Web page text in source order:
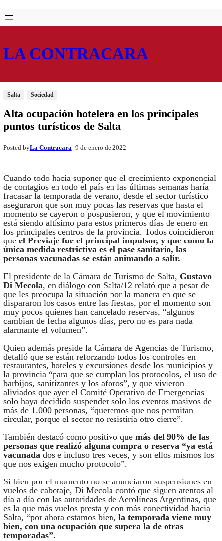
Saltar
al
Skip
to
LA CONTRACARA
Salta Sociedad
Alta ocupación hotelera en los principales
puntos turísticos de Salta
Posted byLa Contracara–9 de enero de 2022
Cuando todo hacía suponer que el crecimiento exponencial
de contagios en todo el país en las últimas semanas haría
fracasar la temporada de verano, desde el sector turístico
aseguraron que son muy pocas las reservas que hasta el
momento se cayeron o pospusieron, y que el movimiento
está siendo altísimo para estos primeros días de enero en
los principales centros de la provincia. Todos coincidieron
que el Previaje fue el principal impulsor, y que como la
única medida restrictiva es el pase sanitario, las
personas vacunadas se están animando a salir.
El presidente de la Cámara de Turismo de Salta, Gustavo
Di Mecola, en diálogo con Salta/12 relató que a pesar de
que les preocupa la situación por la manera en que se
dispararon los casos entre las fiestas, por el momento son
muy pocos quienes han cancelado reservas, “algunos
cambian de fecha algunos días, pero no es para nada
alarmante el volumen”.
Quien además preside la Cámara de Agencias de Turismo,
detalló que se están reforzando todos los controles en
restaurantes, hoteles y excursiones desde los municipios y
la provincia “para que se cumplan los protocolos, el uso de
barbijos, sanitizantes y los aforos”, y que vivieron
aliviados que ayer el Comité Operativo de Emergencias
solo haya decidido suspender solo los eventos masivos de
más de 1.000 personas, “queremos que nos permitan
circular, porque el sector no resistiría otro cierre”.
También destacó como positivo que más del 90% de las
personas que realizó alguna compra o reserva “ya está
vacunada dos e incluso tres veces, y son ellos mismos los
que nos exigen mucho protocolo”.
Si bien por el momento no se anunciaron suspensiones en
vuelos de cabotaje, Di Mecola contó que siguen atentos al
día a día con las autoridades de Aerolíneas Argentinas, que
es la que más vuelos presta y con más conectividad hacia
Salta, “por ahora estamos bien, la temporada viene muy
bien, con una ocupación que supera la de otras
temporadas”.